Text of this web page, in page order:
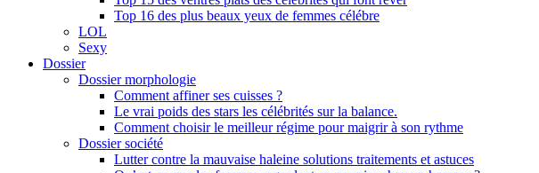
Top 16 des plus beaux yeux de femmes célébre
LOL
Sexy
Dossier
Dossier morphologie
Comment affiner ses cuisses ?
Le vrai poids des stars les célébrités sur la balance.
Comment choisir le meilleur régime pour maigrir à son rythme
Dossier société
Lutter contre la mauvaise haleine solutions traitements et astuces